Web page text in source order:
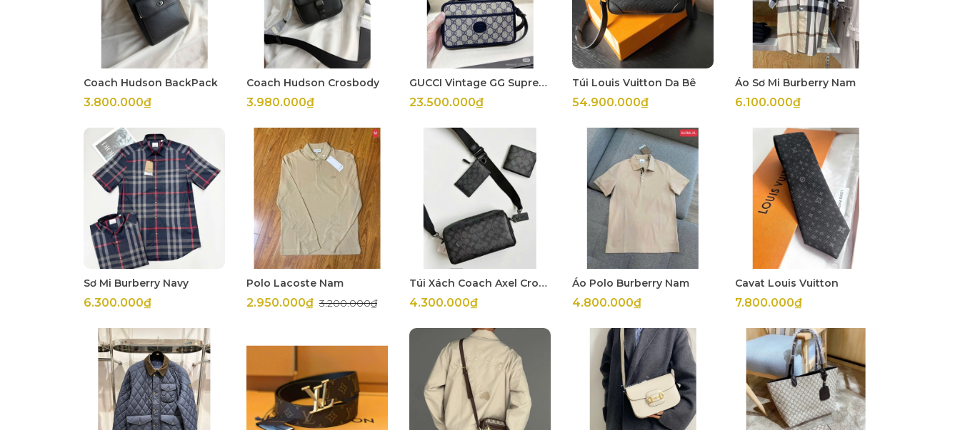
Coach Hudson BackPack
3.800.000₫
Coach Hudson Crosbody
3.980.000₫
GUCCI Vintage GG Supreme
23.500.000₫
Túi Louis Vuitton Da Bê
54.900.000₫
Áo Sơ Mi Burberry Nam
6.100.000₫
Sơ Mi Burberry Navy
6.300.000₫
Polo Lacoste Nam
2.950.000₫ 3.200.000₫
Túi Xách Coach Axel Crossbody Signature Canvas Sling Hycrid Bag
4.300.000₫
Áo Polo Burberry Nam
4.800.000₫
Cavat Louis Vuitton
7.800.000₫